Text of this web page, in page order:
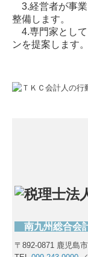
3.経営者が事業
整備します。
4.専門家として
ンを提案します。
南九州総合
〒892-0871 鹿児島